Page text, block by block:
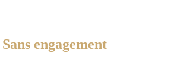
Sans engagement